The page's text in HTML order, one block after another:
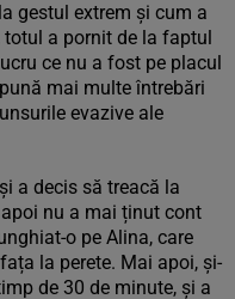
gestul extrem și cum a
a pornit de la faptul
ce nu a fost pe placul
mai multe întrebări
evazive ale
a decis să treacă la
nu a mai ținut cont
o pe Alina, care
la perete. Mai apoi, și-
de 30 de minute, și a